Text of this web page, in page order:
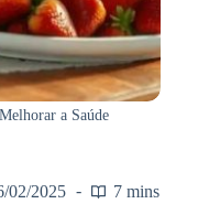
a Saúde
02/2025 7 mins